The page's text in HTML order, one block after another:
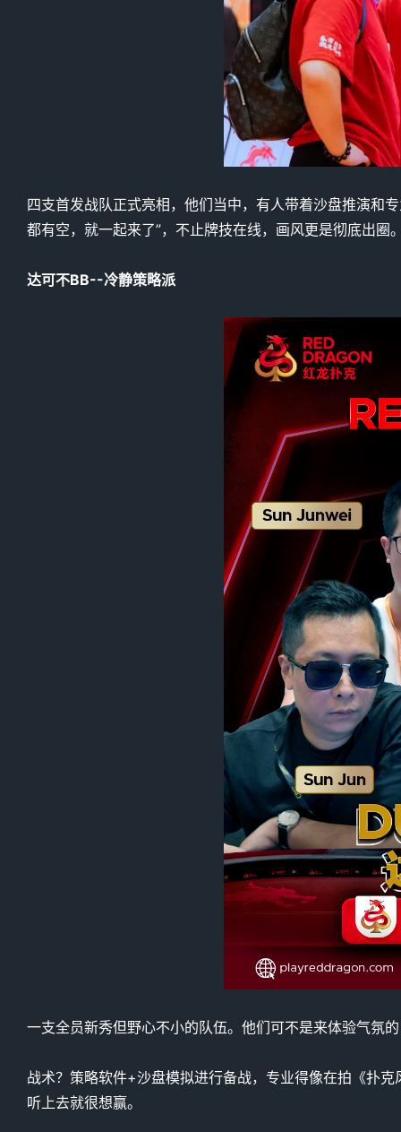
四支首发战队正式亮相，他们当中，有人带着沙盘推演和
都有空，就一起来了”，不止牌技在线，画风更是彻底出圈
达可不BB--冷静策略派
一支全员新秀但野心不小的队伍。他们可不是来体验气氛
战术？策略软件+沙盘模拟进行备战，专业得像在拍《扑
听上去就很想赢。